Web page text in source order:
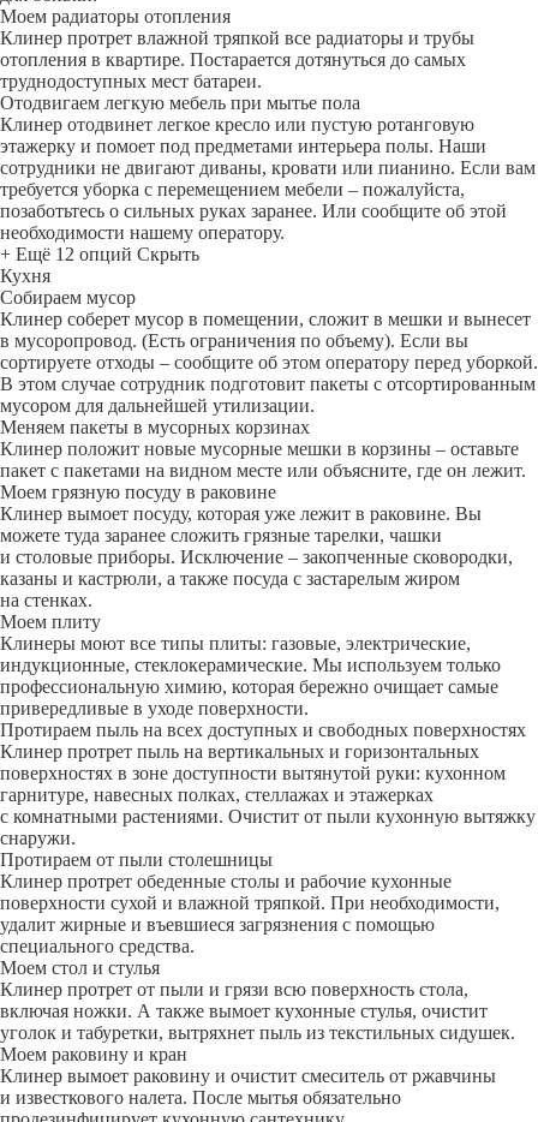
Моем радиаторы отопления
Клинер протрет влажной тряпкой все радиаторы и трубы
отопления в квартире. Постарается дотянуться до самых
труднодоступных мест батареи.
Отодвигаем легкую мебель при мытье пола
Клинер отодвинет легкое кресло или пустую ротанговую
этажерку и помоет под предметами интерьера полы. Наши
сотрудники не двигают диваны, кровати или пианино. Если вам
требуется уборка с перемещением мебели – пожалуйста,
позаботьтесь о сильных руках заранее. Или сообщите об этой
необходимости нашему оператору.
+ Ещё 12 опций Скрыть
Кухня
Собираем мусор
Клинер соберет мусор в помещении, сложит в мешки и вынесет
в мусоропровод. (Есть ограничения по объему). Если вы
сортируете отходы – сообщите об этом оператору перед уборкой.
В этом случае сотрудник подготовит пакеты с отсортированным
мусором для дальнейшей утилизации.
Меняем пакеты в мусорных корзинах
Клинер положит новые мусорные мешки в корзины – оставьте
пакет с пакетами на видном месте или объясните, где он лежит.
Моем грязную посуду в раковине
Клинер вымоет посуду, которая уже лежит в раковине. Вы
можете туда заранее сложить грязные тарелки, чашки
и столовые приборы. Исключение – закопченные сковородки,
казаны и кастрюли, а также посуда с застарелым жиром
на стенках.
Моем плиту
Клинеры моют все типы плиты: газовые, электрические,
индукционные, стеклокерамические. Мы используем только
профессиональную химию, которая бережно очищает самые
привередливые в уходе поверхности.
Протираем пыль на всех доступных и свободных поверхностях
Клинер протрет пыль на вертикальных и горизонтальных
поверхностях в зоне доступности вытянутой руки: кухонном
гарнитуре, навесных полках, стеллажах и этажерках
с комнатными растениями. Очистит от пыли кухонную вытяжку
снаружи.
Протираем от пыли столешницы
Клинер протрет обеденные столы и рабочие кухонные
поверхности сухой и влажной тряпкой. При необходимости,
удалит жирные и въевшиеся загрязнения с помощью
специального средства.
Моем стол и стулья
Клинер протрет от пыли и грязи всю поверхность стола,
включая ножки. А также вымоет кухонные стулья, очистит
уголок и табуретки, вытряхнет пыль из текстильных сидушек.
Моем раковину и кран
Клинер вымоет раковину и очистит смеситель от ржавчины
и известкового налета. После мытья обязательно